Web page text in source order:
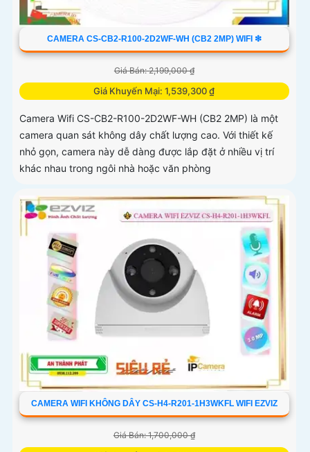
CAMERA CS-CB2-R100-2D2WF-WH (CB2 2MP) WIFI ❇
Giá Bán: 2,199,000 ₫
Giá Khuyến Mại: 1,539,300 ₫
Camera Wifi CS-CB2-R100-2D2WF-WH (CB2 2MP) là một
camera quan sát không dây chất lượng cao. Với thiết kế
nhỏ gọn, camera này dễ dàng được lắp đặt ở nhiều vị trí
khác nhau trong ngôi nhà hoặc văn phòng
CAMERA WIFI KHÔNG DÂY CS-H4-R201-1H3WKFL WIFI EZVIZ
Giá Bán: 1,700,000 ₫